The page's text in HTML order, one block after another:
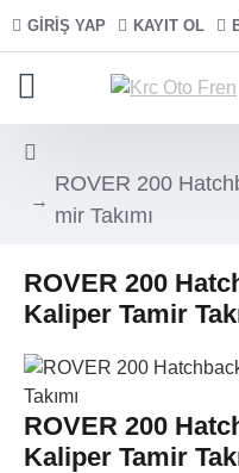
GIRIŞ YAP KAYIT OL
ROVER 200
mir Takımı
ROVER 200
Kaliper Tamir
ROVER 200
Kaliper Tamir